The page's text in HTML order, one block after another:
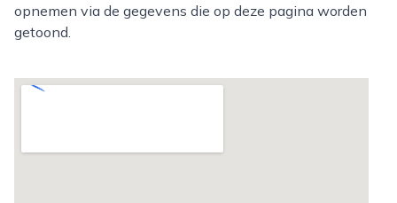
opnemen via de gegevens die op deze pagina worden
getoond.